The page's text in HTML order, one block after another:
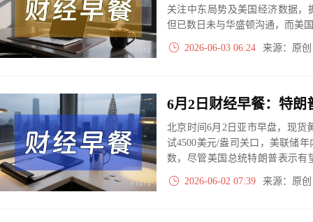
关注中东局势及美国经济数据
但已数日未与华盛顿沟通，而美
2026-06-03 06:24 来源：原
北京时间6月2日亚市早盘，现货
试4500美元/盎司关口，美联储
数，尽管美国总统特朗普表示有
表示，自己尚未批准该备忘录。
2026-06-02 07:39 来源：原